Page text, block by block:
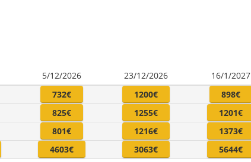
5/12/2026 23/12/2026
16/1/2027
732€ 1200€
898€
825€ 1255€
1201€
801€ 1216€
1373€
4603€ 3063€ 5644€